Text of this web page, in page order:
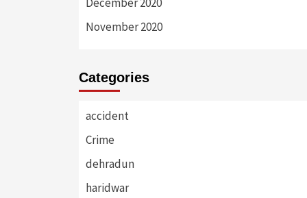
December 2020
November 2020
Categories
accident
Crime
dehradun
haridwar